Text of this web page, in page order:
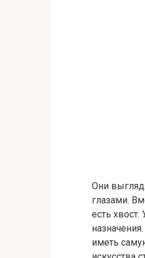
Они
глазами.
есть
иметь